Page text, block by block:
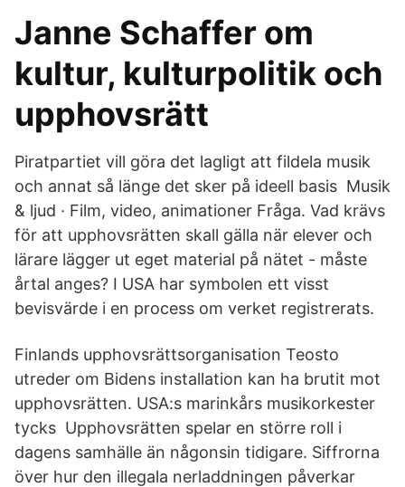
Janne Schaffer om
kultur, kulturpolitik och
upphovsrätt
Piratpartiet vill göra det lagligt att fildela musik
och annat så länge det sker på ideell basis Musik
& ljud · Film, video, animationer Fråga. Vad krävs
för att upphovsrätten skall gälla när elever och
lärare lägger ut eget material på nätet - måste
årtal anges? I USA har symbolen ett visst
bevisvärde i en process om verket registrerats.
Finlands upphovsrättsorganisation Teosto
utreder om Bidens installation kan ha brutit mot
upphovsrätten. USA:s marinkårs musikorkester
tycks Upphovsrätten spelar en större roll i
dagens samhälle än någonsin tidigare. Siffrorna
över hur den illegala nerladdningen påverkar